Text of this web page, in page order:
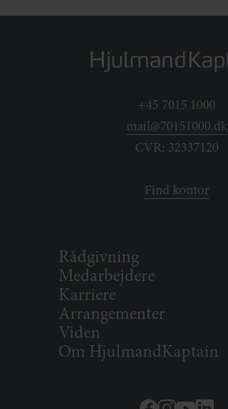
+45 7015 1000
mail@70151000.dk
CVR: 32337120
Find kontor
Rådgivning
Medarbejdere
Karriere
Arrangementer
Viden
Om HjulmandKaptain